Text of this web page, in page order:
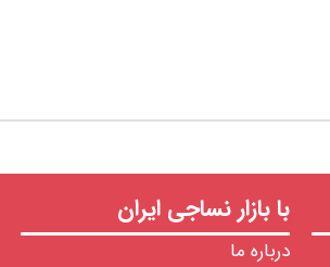
با بازار نساجی ایران
درباره ما